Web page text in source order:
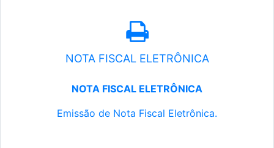
NOTA FISCAL ELETRÔNICA
NOTA FISCAL ELETRÔNICA
Emissão de Nota Fiscal Eletrônica.